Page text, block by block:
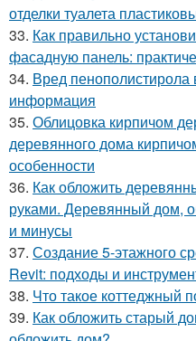
отделки туалета
33. Как правильно
фасадную панель:
34. Вред
информация
35. Облицовка кирпичом
деревянного дома
особенности
36. Как обложить
руками. Деревянный дом,
и минусы
37. Создание 5-этажного
Revit: подходы и
38. Что такое коттеджный
39. Как обложить старый